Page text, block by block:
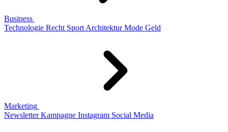
Business
Technologie Recht Sport Architektur Mode Geld
Marketing
Newsletter Kampagne Instagram Social Media